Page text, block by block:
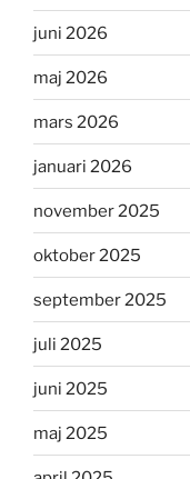
juni 2026
maj 2026
mars 2026
januari 2026
november 2025
oktober 2025
september 2025
juli 2025
juni 2025
maj 2025